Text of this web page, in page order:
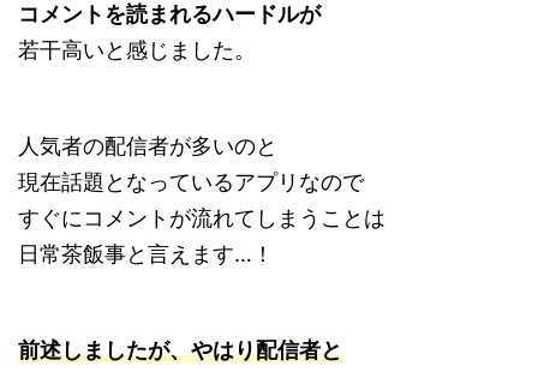
コメントを読まれるハードルが
若干高いと感じました。
人気者の配信者が多いのと
現在話題となっているアプリなので
すぐにコメントが流れてしまうことは
日常茶飯事と言えます…！
前述しましたが、やはり配信者と